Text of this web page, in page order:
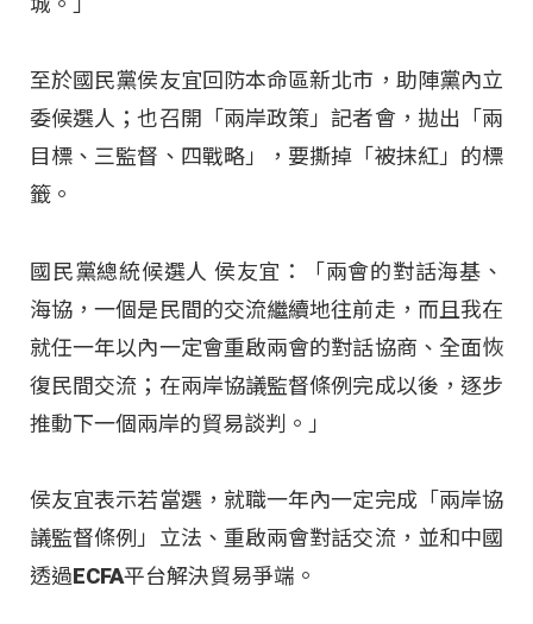
至於國民黨侯友宜回防本命區新北市，助陣黨內立
委候選人；也召開「兩岸政策」記者會，拋出「兩
目標、三監督、四戰略」，要撕掉「被抹紅」的標
籤。
國民黨總統候選人 侯友宜：「兩會的對話海基、
海協，一個是民間的交流繼續地往前走，而且我在
就任一年以內一定會重啟兩會的對話協商、全面恢
復民間交流；在兩岸協議監督條例完成以後，逐步
推動下一個兩岸的貿易談判。」
侯友宜表示若當選，就職一年內一定完成「兩岸協
議監督條例」立法、重啟兩會對話交流，並和中國
透過ECFA平台解決貿易爭端。